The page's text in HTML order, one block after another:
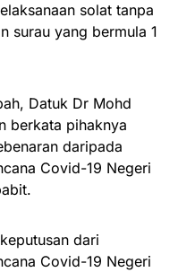
solat tanpa
surau yang bermula 1
Datuk Dr Mohd
berkata pihaknya
daripada
Covid-19 Negeri
dari
Covid-19 Negeri